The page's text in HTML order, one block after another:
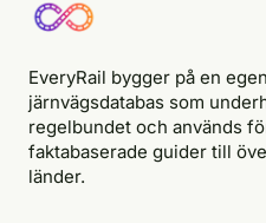
EveryRail bygger på en
järnvägsdatabas som
regelbundet och används
faktabaserade guider till
länder.